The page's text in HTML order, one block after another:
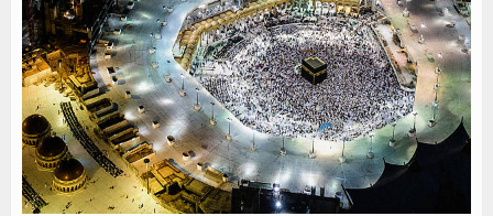
Tokoh
Ceramah
Hikmah
Index Berita
Download
Karyawan Hilang Usai Jatuh dari Tongkang di
Palu, Sigi, dan Donggala Jadi Tujuan Wisata
Akhirnya, Penerbangan Internasional Perdana
Suka Rekam Orang Tanpa Izin Buat Konten?
180 Gempa di Sulteng Tercatat pada Minggu
Perhatikan Kualitas Air, Depot di Palu Diminta
Mahasiswi Asal Morut Meninggal di Kos Palu,
Usai Palu–Guangzhou, Sulteng Bidik Rute